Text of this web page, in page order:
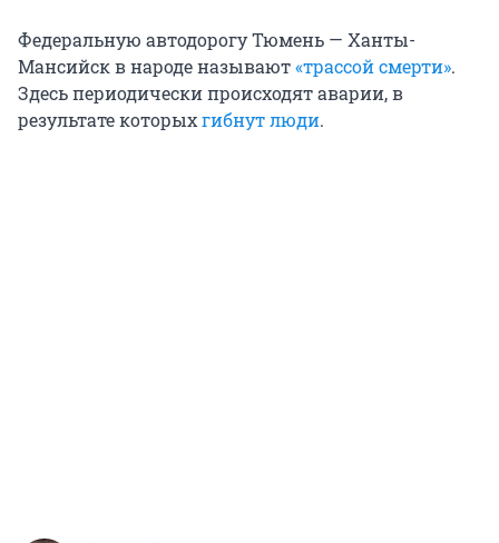
Федеральную автодорогу Тюмень — Ханты-
Мансийск в народе называют«трассой смерти».
Здесь периодически происходят аварии, в
результате которыхгибнут люди.